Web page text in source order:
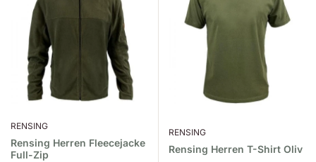
RENSING
Rensing Herren Fleecejacke
Full-Zip
RENSING
Rensing Herren T-Shirt Oliv